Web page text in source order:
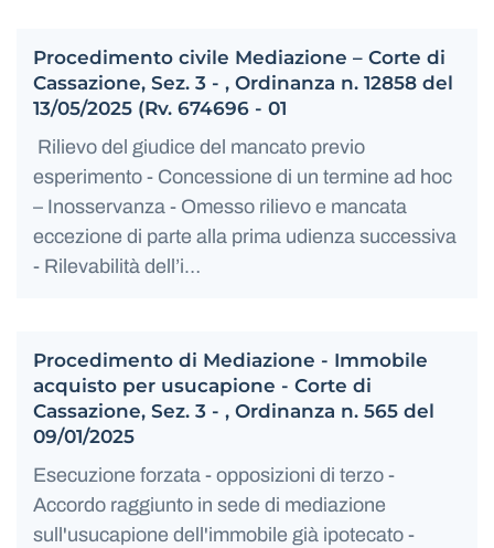
Procedimento civile Mediazione – Corte di
Cassazione, Sez. 3 - , Ordinanza n. 12858 del
13/05/2025 (Rv. 674696 - 01
Rilievo del giudice del mancato previo
esperimento - Concessione di un termine ad hoc
– Inosservanza - Omesso rilievo e mancata
eccezione di parte alla prima udienza successiva
- Rilevabilità dell’i…
Procedimento di Mediazione - Immobile
acquisto per usucapione - Corte di
Cassazione, Sez. 3 - , Ordinanza n. 565 del
09/01/2025
Esecuzione forzata - opposizioni di terzo -
Accordo raggiunto in sede di mediazione
sull'usucapione dell'immobile già ipotecato -